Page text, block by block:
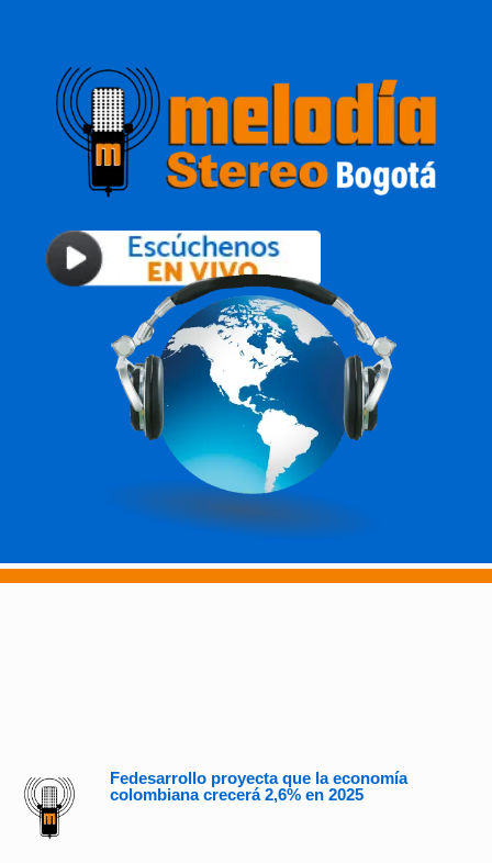
Fedesarrollo proyecta que la economía
colombiana crecerá 2,6% en 2025